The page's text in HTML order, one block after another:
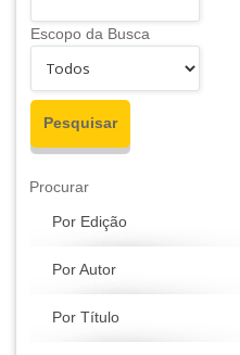
Escopo da Busca
Procurar
Por Edição
Por Autor
Por Título